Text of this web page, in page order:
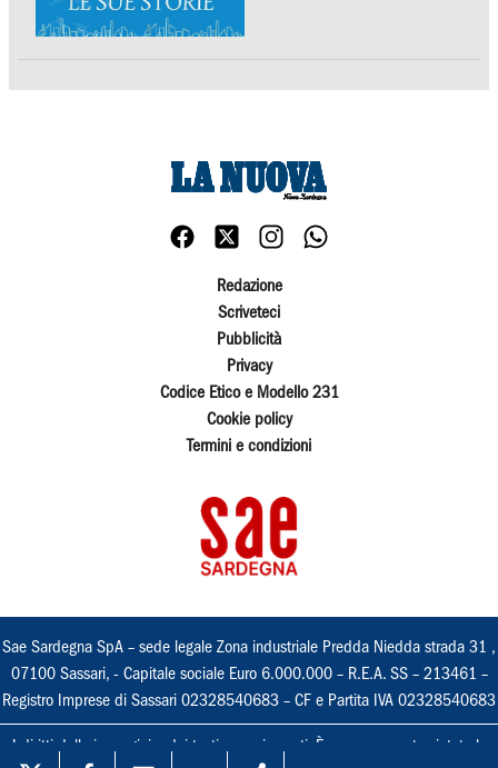
Redazione
Scriveteci
Pubblicità
Privacy
Codice Etico e Modello 231
Cookie policy
Termini e condizioni
Sae Sardegna SpA – sede legale Zona industriale Predda Niedda strada 31 ,
07100 Sassari, - Capitale sociale Euro 6.000.000 – R.E.A. SS – 213461 –
Registro Imprese di Sassari 02328540683 – CF e Partita IVA 02328540683
I diritti delle immagini e dei testi sono riservati. È espressamente vietata la